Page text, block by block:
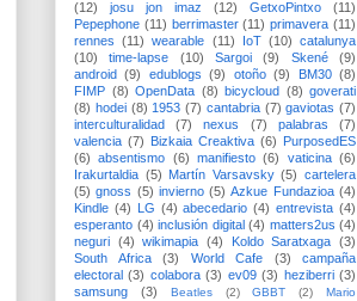
(12)
josu jon imaz (12) GetxoPintxo
(11)
Pepephone (11) berrimaster (11) primavera (11)
rennes (11) wearable (11) IoT (10) catalunya
(10)
time-lapse (10) Sargoi (9) Skené
(9)
android (9) edublogs (9) otoño (9) BM30 (8)
FIMP (8) OpenData (8) bicycloud (8) goverati
(8) hodei (8) 1953 (7) cantabria (7) gaviotas (7)
interculturalidad
(7) nexus (7) palabras
(7)
valencia (7) Bizkaia Creaktiva (6) PurposedES
(6)
absentismo (6) manifiesto (6) vaticina (6)
Irakurtaldia (5) Martín Varsavsky (5) cartelera
(5) gnoss (5) invierno (5) Azkue Fundazioa (4)
Kindle (4) LG (4) abecedario (4) entrevista (4)
esperanto (4) inclusión digital (4) matters2us (4)
neguri (4) wikimapia (4) Koldo Saratxaga (3)
South Africa
(3) World Cafe (3)
campaña
electoral (3) colabora (3) ev09 (3) heziberri (3)
samsung
(3) Beatles (2) GBBT (2)
Mario